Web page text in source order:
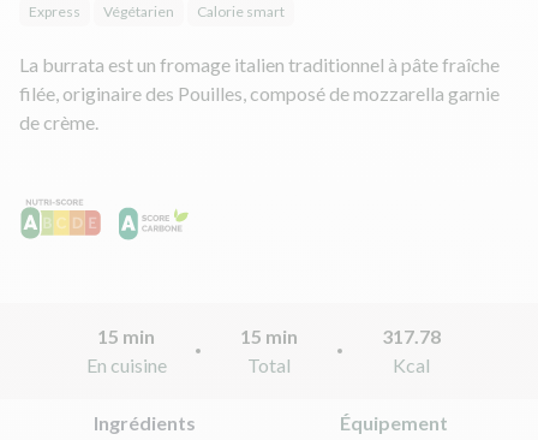
Express Végétarien Calorie smart
La burrata est un fromage italien traditionnel à pâte fraîche
filée, originaire des Pouilles, composé de mozzarella garnie
de crème.
15 min
En cuisine
15 min
Total
317.78
Kcal
Ingrédients Équipement